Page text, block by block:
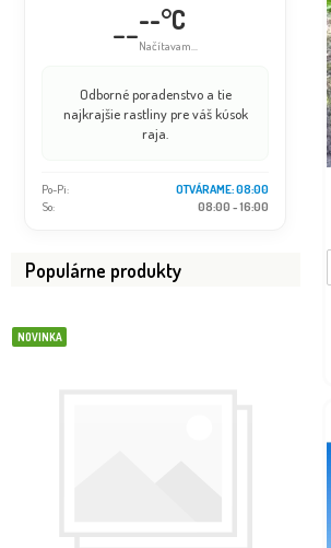
----°C
Načítavam...
Odborné poradenstvo a tie
najkrajšie rastliny pre váš kúsok
raja.
Po-Pi:
OTVÁRAME: 08:00
So:
08:00 - 16:00
Populárne produkty
NOVINKA